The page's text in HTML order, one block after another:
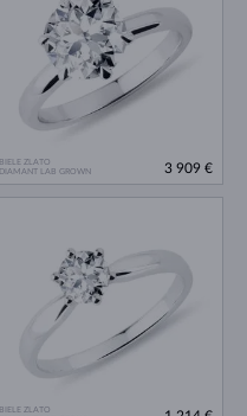
BIELE ZLATO
DIAMANT LAB GROWN
3 909 €
BIELE ZLATO